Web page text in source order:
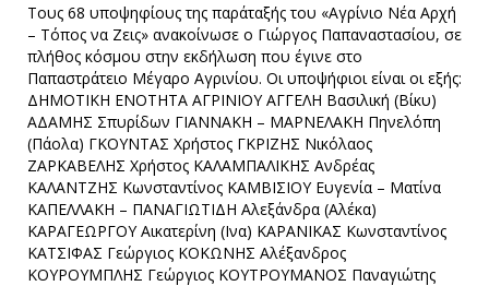
Τους 68 υποψηφίους της παράταξής του «Αγρίνιο Νέα Αρχή
– Τόπος να Ζεις» ανακοίνωσε ο Γιώργος Παπαναστασίου, σε
πλήθος κόσμου στην εκδήλωση που έγινε στο
Παπαστράτειο Μέγαρο Αγρινίου. Οι υποψήφιοι είναι οι εξής:
ΔΗΜΟΤΙΚΗ ΕΝΟΤΗΤΑ ΑΓΡΙΝΙΟΥ ΑΓΓΕΛΗ Βασιλική (Βίκυ)
ΑΔΑΜΗΣ Σπυρίδων ΓΙΑΝΝΑΚΗ – ΜΑΡΝΕΛΑΚΗ Πηνελόπη
(Πάολα) ΓΚΟΥΝΤΑΣ Χρήστος ΓΚΡΙΖΗΣ Νικόλαος
ΖΑΡΚΑΒΕΛΗΣ Χρήστος ΚΑΛΑΜΠΑΛΙΚΗΣ Ανδρέας
ΚΑΛΑΝΤΖΗΣ Κωνσταντίνος ΚΑΜΒΙΣΙΟΥ Ευγενία – Ματίνα
ΚΑΠΕΛΛΑΚΗ – ΠΑΝΑΓΙΩΤΙΔΗ Αλεξάνδρα (Αλέκα)
ΚΑΡΑΓΕΩΡΓΟΥ Αικατερίνη (Ινα) ΚΑΡΑΝΙΚΑΣ Κωνσταντίνος
ΚΑΤΣΙΦΑΣ Γεώργιος ΚΟΚΩΝΗΣ Αλέξανδρος
ΚΟΥΡΟΥΜΠΛΗΣ Γεώργιος ΚΟΥΤΡΟΥΜΑΝΟΣ Παναγιώτης